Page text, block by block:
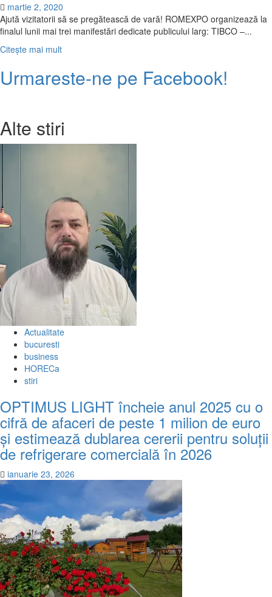
martie 2, 2020
Ajută vizitatorii să se pregătească de vară! ROMEXPO organizează la
finalul lunii mai trei manifestări dedicate publicului larg: TIBCO –...
Citește mai multCitește
multe
despre
TIBCO
2020
–
familie!
Urmareste-ne pe Facebook!
Alte stiri
Actualitate
bucuresti
business
HORECa
stiri
OPTIMUS LIGHT încheie anul 2025 cu o
cifră de afaceri de peste 1 milion de euro
și estimează dublarea cererii pentru soluții
de refrigerare comercială în 2026
ianuarie 23, 2026